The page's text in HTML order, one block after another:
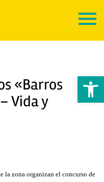
Abrir
«Barros
Vida y
la zona organizan el concurso de